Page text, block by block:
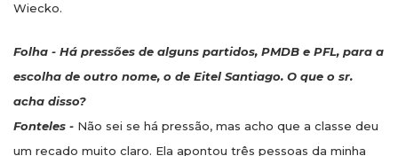
Wiecko.
Folha - Há pressões de alguns partidos, PMDB e PFL, para a
escolha de outro nome, o de Eitel Santiago. O que o sr.
acha disso?
Fonteles - Não sei se há pressão, mas acho que a classe deu
um recado muito claro. Ela apontou três pessoas da minha